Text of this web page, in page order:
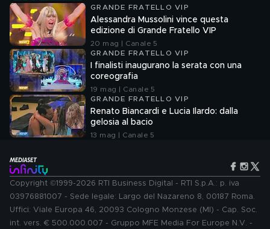
GRANDE FRATELLO VIP
Alessandra Mussolini vince questa
edizione di Grande Fratello VIP
20 mag | Canale 5
GRANDE FRATELLO VIP
I finalisti inaugurano la serata con una
coreografia
19 mag | Canale 5
GRANDE FRATELLO VIP
Renato Biancardi e Lucia Ilardo: dalla
gelosia al bacio
13 mag | Canale 5
Copyright ©1999-2026 RTI Business Digital - RTI S.p.A.: p. iva
03976881007 - Sede legale: Largo del Nazareno 8, 00187 Roma.
Uffici: Viale Europa 46, 20093 Cologno Monzese (MI) - Cap. Soc.
int. vers. € 500.000.007 - Gruppo MFE Media For Europe N.V. -